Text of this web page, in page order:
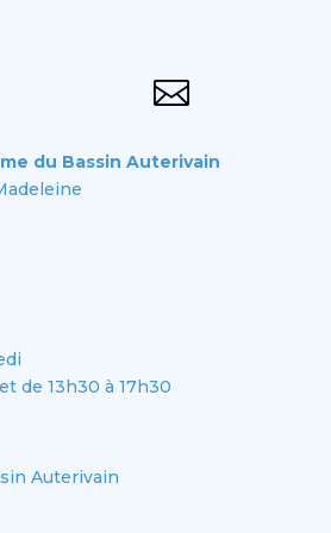

du Bassin Auterivain
de 13h30 à 17h30
Auterivain